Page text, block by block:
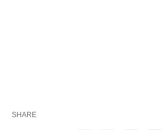
SHARE